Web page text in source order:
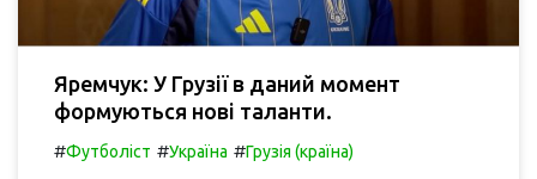
Яремчук: У Грузії в даний момент
формуються нові таланти.
#Футболіст #Україна #Грузія (країна)